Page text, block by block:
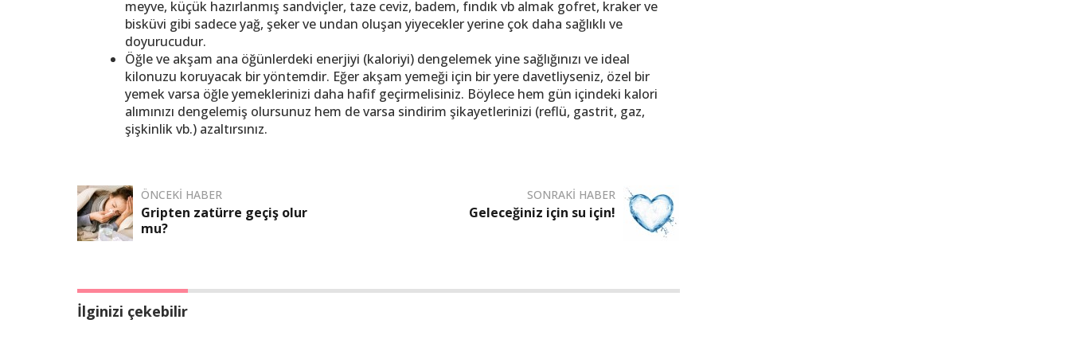
meyve, küçük hazırlanmış sandviçler, taze ceviz, badem, fındık vb almak gofret, kraker ve
bisküvi gibi sadece yağ, şeker ve undan oluşan yiyecekler yerine çok daha sağlıklı ve
doyurucudur.
Öğle ve akşam ana öğünlerdeki enerjiyi (kaloriyi) dengelemek yine sağlığınızı ve ideal
kilonuzu koruyacak bir yöntemdir. Eğer akşam yemeği için bir yere davetliyseniz, özel bir
yemek varsa öğle yemeklerinizi daha hafif geçirmelisiniz. Böylece hem gün içindeki kalori
alımınızı dengelemiş olursunuz hem de varsa sindirim şikayetlerinizi (reflü, gastrit, gaz,
şişkinlik vb.) azaltırsınız.
ÖNCEKI HABER
Gripten zatürre geçiş olur
mu?
SONRAKI HABER
Geleceğiniz için su için!
İlginizi çekebilir